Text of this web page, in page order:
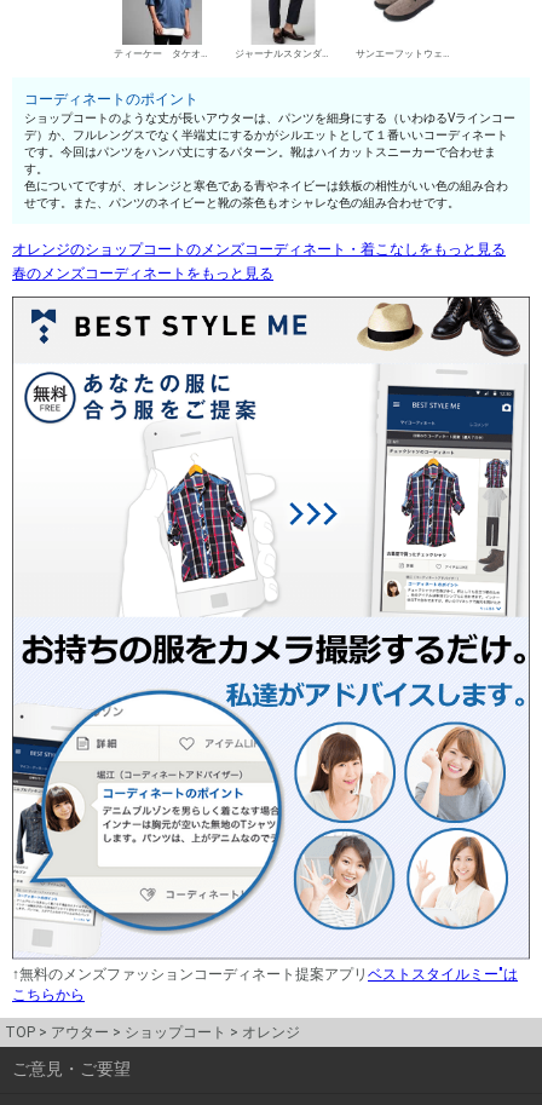
ティーケー タケオキクチ 丸首Tシャツ ジャーナルスタンダード レリューム チノパン・綿パン サンエーフットウェア ハイカットスニーカー
コーディネートのポイント
ショップコートのような丈が長いアウターは、パンツを細身にする（いわゆるVラインコー
デ）か、フルレングスでなく半端丈にするかがシルエットとして１番いいコーディネート
です。今回はパンツをハンパ丈にするパターン。靴はハイカットスニーカーで合わせま
す。
色についてですが、オレンジと寒色である青やネイビーは鉄板の相性がいい色の組み合わ
せです。また、パンツのネイビーと靴の茶色もオシャレな色の組み合わせです。
オレンジのショップコートのメンズコーディネート・着こなしをもっと見る
春のメンズコーディネートをもっと見る
↑無料のメンズファッションコーディネート提案アプリ ベストスタイルミー"は
こちらから
TOP アウター ショップコート オレンジ
ご意見・ご要望